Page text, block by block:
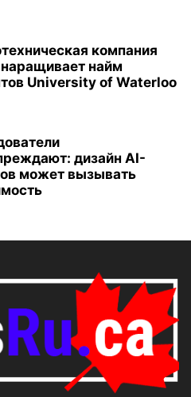
компания
найм
University of Waterloo
дизайн AI-
может вызывать